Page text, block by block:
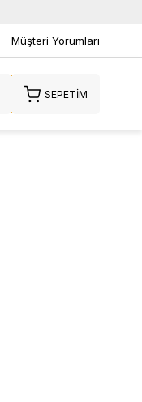
Müşteri Yorumları
SEPETIM